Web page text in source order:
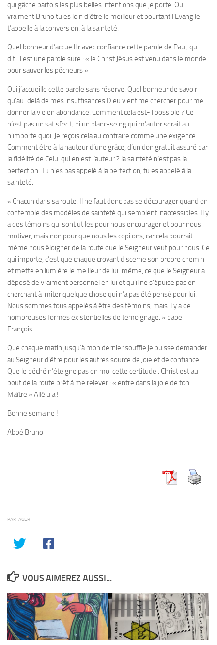
qui gâche parfois les plus belles intentions que je porte. Oui
vraiment Bruno tu es loin d’être le meilleur et pourtant l’Evangile
t’appelle à la conversion, à la sainteté.
Quel bonheur d’accueillir avec confiance cette parole de Paul, qui
dit-il est une parole sure : « le Christ Jésus est venu dans le monde
pour sauver les pécheurs »
Oui j’accueille cette parole sans réserve. Quel bonheur de savoir
qu’au-delà de mes insuffisances Dieu vient me chercher pour me
donner la vie en abondance. Comment cela est-il possible ? Ce
n’est pas un satisfecit, ni un blanc-seing qui m’autoriserait au
n’importe quoi. Je reçois cela au contraire comme une exigence.
Comment être à la hauteur d’une grâce, d’un don gratuit assuré par
la fidélité de Celui qui en est l’auteur ? la sainteté n’est pas la
perfection. Tu n’es pas appelé à la perfection, tu es appelé à la
sainteté.
« Chacun dans sa route. Il ne faut donc pas se décourager quand on
contemple des modèles de sainteté qui semblent inaccessibles. Il y
a des témoins qui sont utiles pour nous encourager et pour nous
motiver, mais non pour que nous les copiions, car cela pourrait
même nous éloigner de la route que le Seigneur veut pour nous. Ce
qui importe, c’est que chaque croyant discerne son propre chemin
et mette en lumière le meilleur de lui-même, ce que le Seigneur a
déposé de vraiment personnel en lui et qu’il ne s’épuise pas en
cherchant à imiter quelque chose qui n’a pas été pensé pour lui.
Nous sommes tous appelés à être des témoins, mais il y a de
nombreuses formes existentielles de témoignage. » pape
François.
Que chaque matin jusqu’à mon dernier souffle je puisse demander
au Seigneur d’être pour les autres source de joie et de confiance.
Que le péché n’éteigne pas en moi cette certitude : Christ est au
bout de la route prêt à me relever : « entre dans la joie de ton
Maître » Alléluia !
Bonne semaine !
Abbé Bruno
PARTAGER
VOUS AIMEREZ AUSSI...